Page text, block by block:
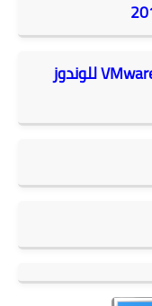
تحميل العملاق VMware Workstation 10 للوندوز